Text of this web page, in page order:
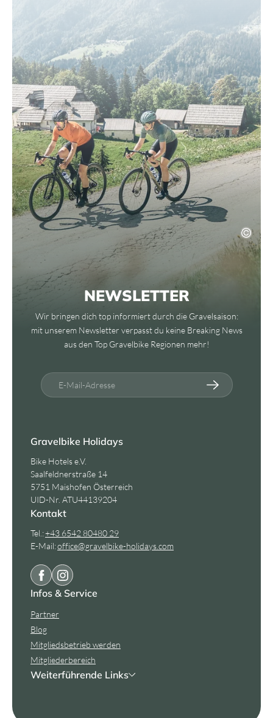
NEWSLETTER
Wir bringen dich top informiert durch die Gravelsaison:
mit unserem Newsletter verpasst du keine Breaking News
aus den Top Gravelbike Regionen mehr!
E-Mail-Adresse
Gravelbike Holidays
Bike Hotels e.V.
Saalfeldnerstraße 14
5751 Maishofen Österreich
UID-Nr. ATU44139204
Kontakt
Tel.:+43 6542 80480 29
E-Mail:office@gravelbike-holidays.com
Infos & Service
Partner
Blog
Mitgliedsbetrieb werden
Mitgliederbereich
Weiterführende Links